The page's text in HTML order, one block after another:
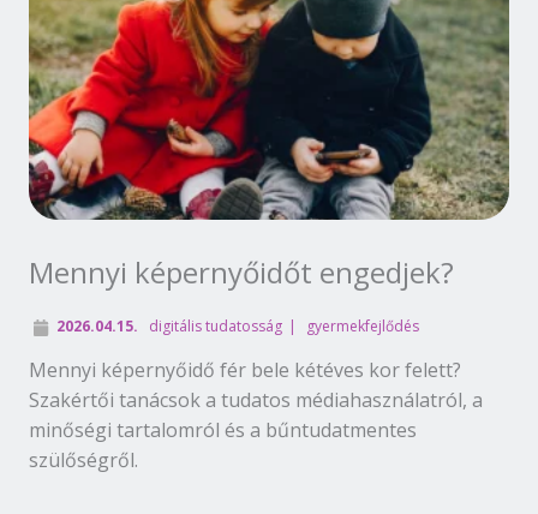
Mennyi képernyőidőt engedjek?
2026.04.15. digitális tudatosság gyermekfejlődés
Mennyi képernyőidő fér bele kétéves kor felett?
Szakértői tanácsok a tudatos médiahasználatról, a
minőségi tartalomról és a bűntudatmentes
szülőségről.